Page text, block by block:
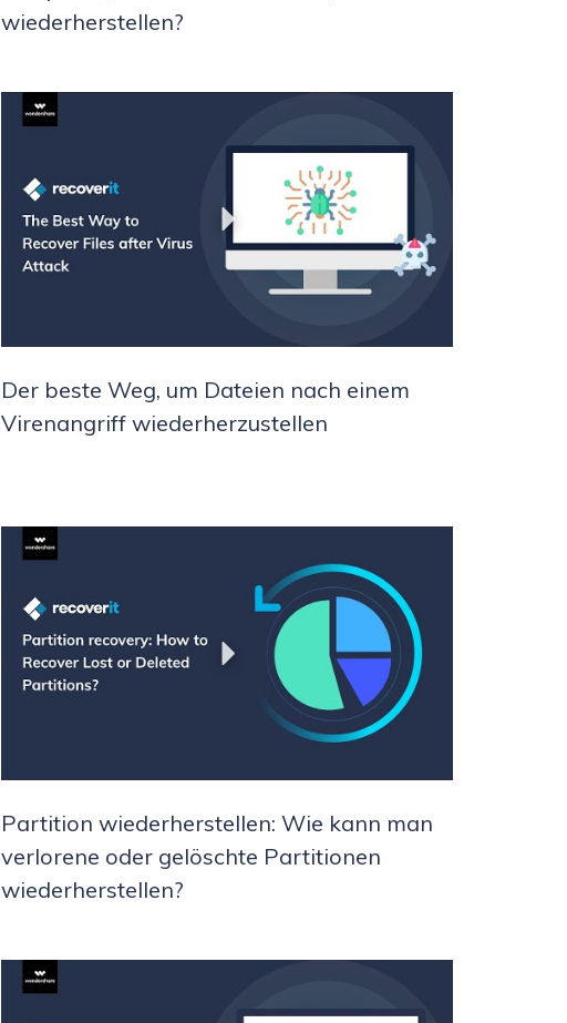
wiederherstellen?
Der beste Weg, um Dateien nach einem
Virenangriff wiederherzustellen
Partition wiederherstellen: Wie kann man
verlorene oder gelöschte Partitionen
wiederherstellen?